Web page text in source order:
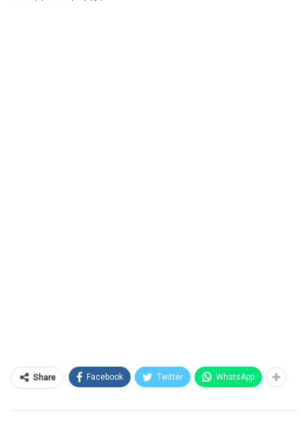
Share Facebook Twitter WhatsApp